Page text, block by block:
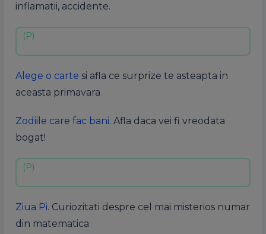
inflamatii, accidente.
Alege o carte si afla ce surprize te asteapta in
aceasta primavara
Zodiile care fac bani. Afla daca vei fi vreodata
bogat!
Ziua Pi. Curiozitati despre cel mai misterios numar
din matematica